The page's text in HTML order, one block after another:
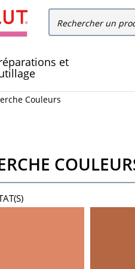
Rechercher
et
Couleurs